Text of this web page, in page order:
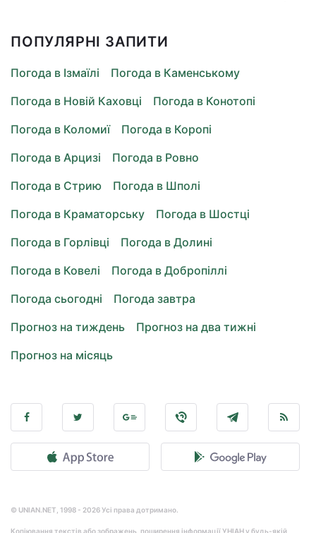
ПОПУЛЯРНІ ЗАПИТИ
Погода в Ізмаїлі
Погода в Каменському
Погода в Новій Каховці
Погода в Конотопі
Погода в Коломиї
Погода в Коропі
Погода в Арцизі
Погода в Ровно
Погода в Стрию
Погода в Шполі
Погода в Краматорську
Погода в Шостці
Погода в Горлівці
Погода в Долині
Погода в Ковелі
Погода в Добропіллі
Погода сьогодні
Погода завтра
Прогноз на тиждень
Прогноз на два тижні
Прогноз на місяць
© UNIAN.NET, 1998 - 2026 Усі права дотримано.
Копіювання текстів або зображень, поширення інформації УНІАН у будь-якій